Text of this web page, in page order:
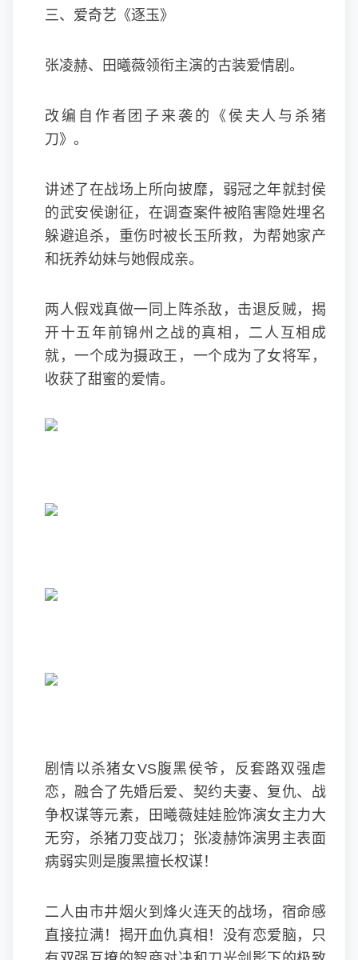
三、爱奇艺《逐玉》
张凌赫、田曦薇领衔主演的古装爱情剧。
改编自作者团子来袭的《侯夫人与杀猪
刀》。
讲述了在战场上所向披靡，弱冠之年就封侯
的武安侯谢征，在调查案件被陷害隐姓埋名
躲避追杀，重伤时被长玉所救，为帮她家产
和抚养幼妹与她假成亲。
两人假戏真做一同上阵杀敌，击退反贼，揭
开十五年前锦州之战的真相，二人互相成
就，一个成为摄政王，一个成为了女将军，
收获了甜蜜的爱情。
剧情以杀猪女VS腹黑侯爷，反套路双强虐
恋，融合了先婚后爱、契约夫妻、复仇、战
争权谋等元素，田曦薇娃娃脸饰演女主力大
无穷，杀猪刀变战刀；张凌赫饰演男主表面
病弱实则是腹黑擅长权谋！
二人由市井烟火到烽火连天的战场，宿命感
直接拉满！揭开血仇真相！没有恋爱脑，只